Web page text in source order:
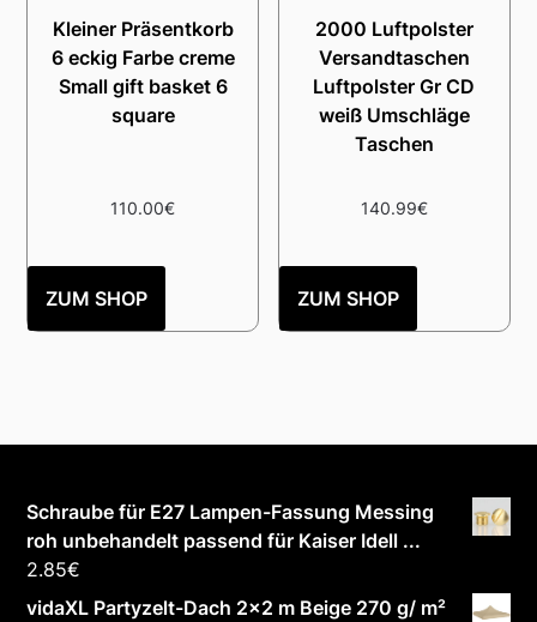
Kleiner Präsentkorb
6 eckig Farbe creme
Small gift basket 6
square
110.00€
ZUM SHOP
2000 Luftpolster
Versandtaschen
Luftpolster Gr CD
weiß Umschläge
Taschen
140.99€
ZUM SHOP
Schraube für E27 Lampen-Fassung Messing
roh unbehandelt passend für Kaiser Idell ...
2.85€
vidaXL Partyzelt-Dach 2x2 m Beige 270 g/ m²